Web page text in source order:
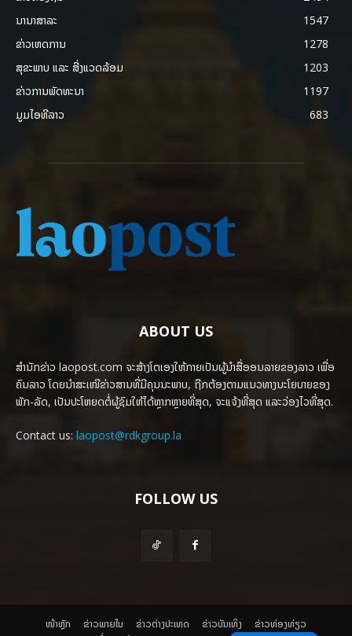
ນານາສາລະ
1547
ຂ່າວເຫດການ
1278
ສຸຂະພາບ ແລະ ສີ່ງແວດລ້ອມ
1203
ຂ່າວການພັດທະນາ
1197
ມູມໄອທີລາວ
683
ABOUT US
ສຳນັກຂ່າວ laopost.com ຈະສ້າງໂຕເອງໃຫ້ກາຍເປັນຜູ້ນຳສື່ອອນລາຍຂອງລາວ ເພື່ອ
ຄົນລາວ ໂດຍນຳສະເໜີຂ່າວສານທີ່ມີຄຸນນະພາບ, ຖືກຕ້ອງຕາມແນວທາງນະໂຍບາຍຂອງ
ພັກ-ລັດ, ເປັນປະໂຫຍດຕໍ່ຜູ້ຊົມໃຫ້ໄດ້ຫຼາກຫຼາຍທີ່ສຸດ, ຈະແຈ້ງທີ່ສຸດ ແລະວ່ອງໄວທີ່ສຸດ.
Contact us: laopost@rdkgroup.la
FOLLOW US
ໜ້າຫຼັກ ຂ່າວພາຍ​ໃນ ຂ່າວຕ່າງປະເທດ ​ຂ່າວບັນເທິງ
​ຂ່າວທ່ອງທ່ຽວ